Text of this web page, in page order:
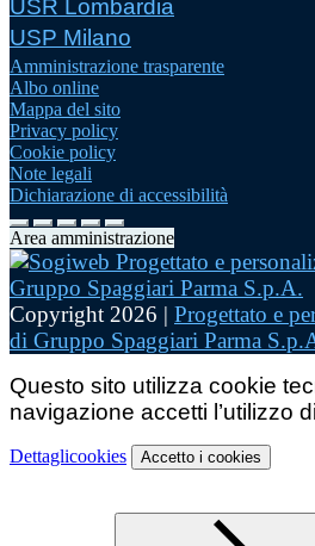
USR Lombardia
USP Milano
Amministrazione trasparente
Albo online
Mappa del sito
Privacy policy
Cookie policy
Note legali
Dichiarazione di accessibilità
Area amministrazione
Copyright 2026 | Progettato e
di Gruppo Spaggiari Parma
Questo sito utilizza cookie
navigazione accetti l’utilizzo
Dettaglicookies Accetto i cookies